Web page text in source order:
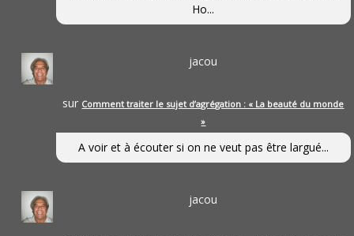
Ho...
jacou
sur Comment traiter le sujet d’agrégation : « La beauté du monde
»
A voir et à écouter si on ne veut pas être largué...
jacou